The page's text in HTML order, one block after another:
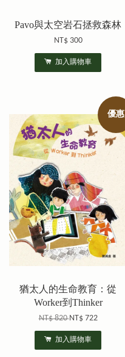
Pavo與太空岩石拯救森林
NT$ 300
加入購物車
優惠
猶太人的生命教育：從
Worker到Thinker
NT$ 820NT$ 722
加入購物車